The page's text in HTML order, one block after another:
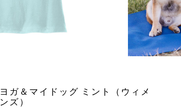
ヨガ＆マイドッグ ミント（ウィメ
ンズ）